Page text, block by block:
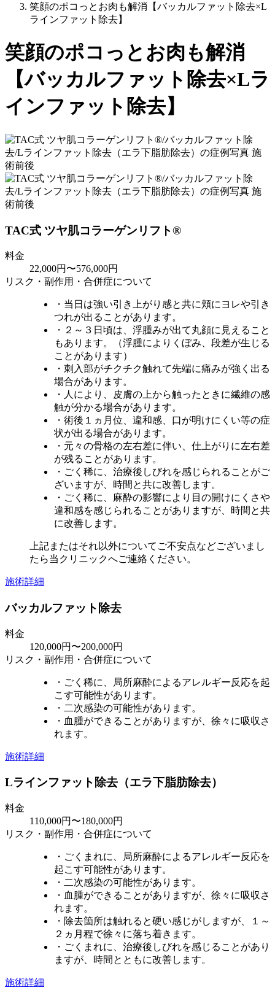
笑顔のポコっとお肉も解消【バッカルファット除去×L
ラインファット除去】
笑顔のポコっとお肉も解消
【バッカルファット除去×Lラ
インファット除去】
TAC式 ツヤ肌コラーゲンリフト®
料金
22,000円〜576,000円
リスク・副作用・合併症について
・当日は強い引き上がり感と共に頬にヨレや引き
つれが出ることがあります。
・２～３日頃は、浮腫みが出て丸顔に見えること
もあります。（浮腫によりくぼみ、段差が生じる
ことがあります）
・刺入部がチクチク触れて先端に痛みが強く出る
場合があります。
・人により、皮膚の上から触ったときに繊維の感
触が分かる場合があります。
・術後１ヵ月位、違和感、口が明けにくい等の症
状が出る場合があります。
・元々の骨格の左右差に伴い、仕上がりに左右差
が残ることがあります。
・ごく稀に、治療後しびれを感じられることがご
ざいますが、時間と共に改善します。
・ごく稀に、麻酔の影響により目の開けにくさや
違和感を感じられることがありますが、時間と共
に改善します。
上記またはそれ以外についてご不安点などございまし
たら当クリニックへご連絡ください。
施術詳細
バッカルファット除去
料金
120,000円〜200,000円
リスク・副作用・合併症について
・ごく稀に、局所麻酔によるアレルギー反応を起
こす可能性があります。
・二次感染の可能性があります。
・血腫ができることがありますが、徐々に吸収さ
れます。
施術詳細
Lラインファット除去（エラ下脂肪除去）
料金
110,000円〜180,000円
リスク・副作用・合併症について
・ごくまれに、局所麻酔によるアレルギー反応を
起こす可能性があります。
・二次感染の可能性があります。
・血腫ができることがありますが、徐々に吸収さ
れます。
・除去箇所は触れると硬い感じがしますが、１～
２ヵ月程で徐々に落ち着きます。
・ごくまれに、治療後しびれを感じることがあり
ますが、時間とともに改善します。
施術詳細